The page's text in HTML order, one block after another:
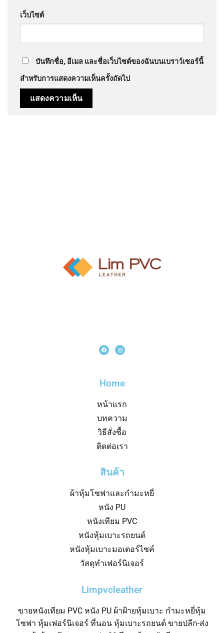
เว็บไซต์
บันทึกชื่อ, อีเมล และชื่อเว็บไซต์ของฉันบนเบราว์เซอร์นี้
สำหรับการแสดงความเห็นครั้งถัดไป
Home
หน้าแรก
บทความ
วิธีสั่งซื้อ
ติดต่อเรา
สินค้า
ผ้าหุ้มโซฟาและกำมะหยี่
หนัง PU
หนังเทียม PVC
หนังหุ้มเบาะรถยนต์
หนังหุ้มเบาะมอเตอร์ไซค์
วัสดุทำเฟอร์นิเจอร์
Limpvcleather
ขายหนังเทียม PVC หนัง PU ผ้าฝ้ายหุ้มเบาะ กำมะหยี่หุ้ม
โซฟา หุ้มเฟอร์นิเจอร์ ที่นอน หุ้มเบาะรถยนต์ ขายปลีก-ส่ง